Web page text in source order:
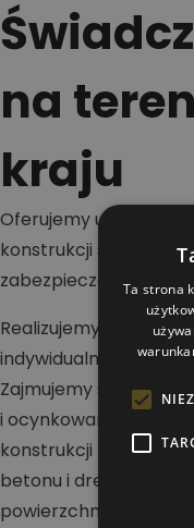
na
kraju
Oferujemy usługi w
konstrukcji stalowych
zabezpieczeń
Realizujemy projekty
indywidualnych, firm i
Zajmujemy się
i ocynkowanych, a
konstrukcji nośnych.
betonu i drewna,
powierzchni na
Ta strona